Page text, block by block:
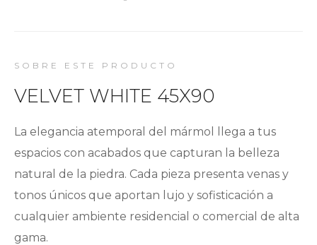
SOBRE ESTE PRODUCTO
VELVET WHITE 45X90
La elegancia atemporal del mármol llega a tus
espacios con acabados que capturan la belleza
natural de la piedra. Cada pieza presenta venas y
tonos únicos que aportan lujo y sofisticación a
cualquier ambiente residencial o comercial de alta
gama.